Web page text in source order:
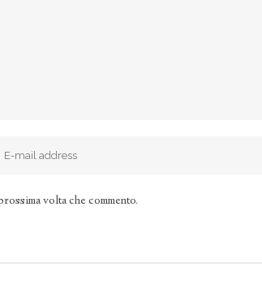
volta che commento.